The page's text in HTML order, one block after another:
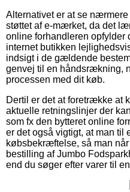
Alternativet er at se
støttet af e-mærket, da det
online forhandleren opfylder
internet butikken
indsigt i de gældende
genvej til en håndsrækning,
processen med dit køb.
Dertil er det at foretrække at
aktuelle retningslinjer der
som fx den bytteret online
er det også vigtigt, at man til
købsbekræftelse, så man
bestilling af Jumbo
end du søger efter varer til